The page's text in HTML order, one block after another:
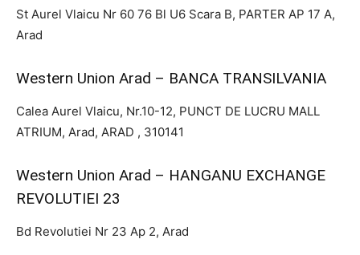
St Aurel Vlaicu Nr 60 76 Bl U6 Scara B, PARTER AP 17 A,
Arad
Western Union Arad – BANCA TRANSILVANIA
Calea Aurel Vlaicu, Nr.10-12, PUNCT DE LUCRU MALL
ATRIUM, Arad, ARAD , 310141
Western Union Arad – HANGANU EXCHANGE
REVOLUTIEI 23
Bd Revolutiei Nr 23 Ap 2, Arad